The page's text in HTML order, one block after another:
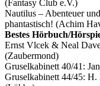
(Fantasy Club e.V.)
Nautilus – Abenteuer
phantastisch! (Achim
Bestes Hörbuch/
Ernst Vlcek & Neal
(Zaubermond)
Gruselkabinett 40/41:
Gruselkabinett 44/45: H.